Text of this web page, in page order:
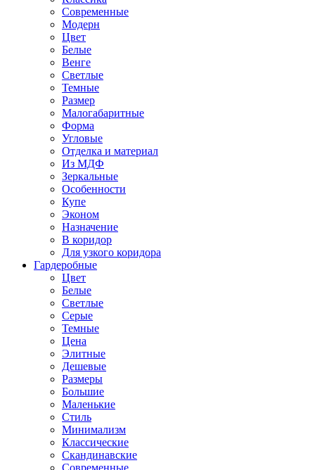
Современные
Модерн
Цвет
Белые
Венге
Светлые
Темные
Размер
Малогабаритные
Форма
Угловые
Отделка и материал
Из МДФ
Зеркальные
Особенности
Купе
Эконом
Назначение
В коридор
Для узкого коридора
Гардеробные
Цвет
Белые
Светлые
Серые
Темные
Цена
Элитные
Дешевые
Размеры
Большие
Маленькие
Стиль
Минимализм
Классические
Скандинавские
Современные